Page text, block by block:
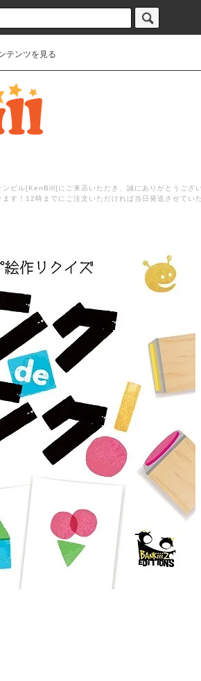
テンツを見る
ビル[KenBill]にご来店いただき、誠にありがとうご
す！12時までにご注文いただければ当日発送させて